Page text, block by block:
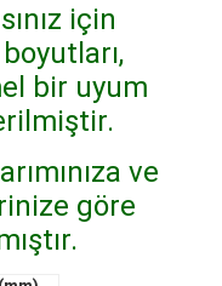
için
bir uyum
ve
göre